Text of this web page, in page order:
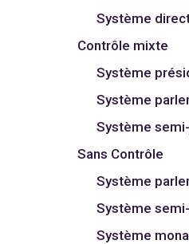
Système
Contrôle mixte
Système
Système
Système
Sans Contrôle
Système
Système
Système